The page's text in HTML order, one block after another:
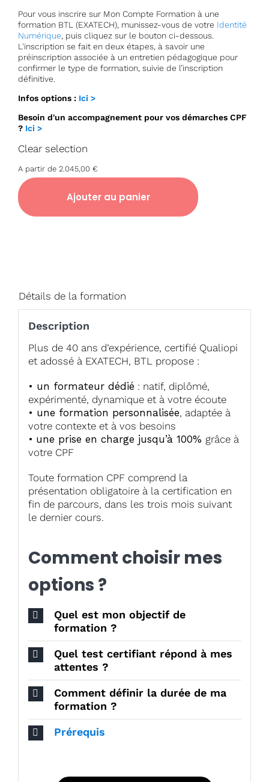
Pour vous inscrire sur Mon Compte Formation à une
formation BTL (EXATECH), munissez-vous de votre Identité
Numérique , puis cliquez sur le bouton ci-dessous.
L'inscription se fait en deux étapes, à savoir une
préinscription associée à un entretien pédagogique pour
confirmer le type de formation, suivie de l’inscription
définitive.
Infos options : Ici >
Besoin d'un accompagnement pour vos démarches CPF
? Ici >
Clear selection
A partir de 2.045,00 €
Ajouter au panier
Détails de la formation
Description
Plus de 40 ans d’expérience, certifié Qualiopi
et adossé à EXATECH, BTL propose :
• un formateur dédié : natif, diplômé,
expérimenté, dynamique et à votre écoute
• une formation personnalisée, adaptée à
votre contexte et à vos besoins
• une prise en charge jusqu’à 100% grâce à
votre CPF
Toute formation CPF comprend la
présentation obligatoire à la certification en
fin de parcours, dans les trois mois suivant
le dernier cours.
Comment choisir mes
options ?
Quel est mon objectif de
formation ?
Quel test certifiant répond à mes
attentes ?
Comment définir la durée de ma
formation ?
Prérequis